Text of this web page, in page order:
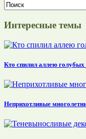
Интересные темы
Кто спилил аллею
Неприхотливые